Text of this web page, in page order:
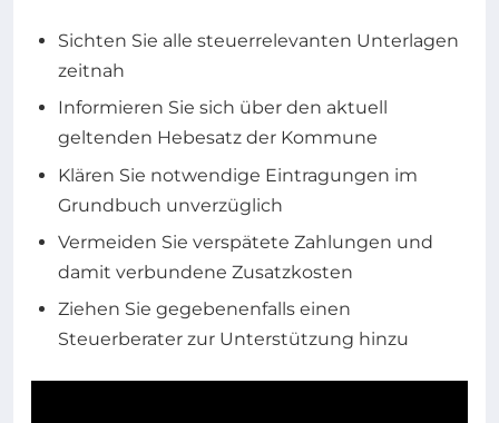
Sichten Sie alle steuerrelevanten Unterlagen
zeitnah
Informieren Sie sich über den aktuell
geltenden Hebesatz der Kommune
Klären Sie notwendige Eintragungen im
Grundbuch unverzüglich
Vermeiden Sie verspätete Zahlungen und
damit verbundene Zusatzkosten
Ziehen Sie gegebenenfalls einen
Steuerberater zur Unterstützung hinzu